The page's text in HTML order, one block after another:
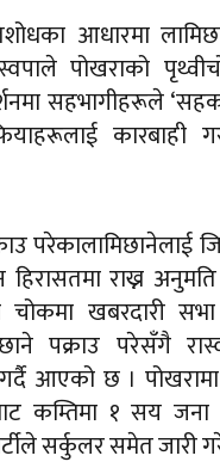
आधारमा
पोखराको
सहभागीहरूले
कारबाही
परेकालामिछानेलाई
राख्न
चोकमा खबरदारी
पक्राउ परेसँगै
गर्दै आएको छ ।
कम्तिमा १ सय जना
सर्कुलर समेत जारी